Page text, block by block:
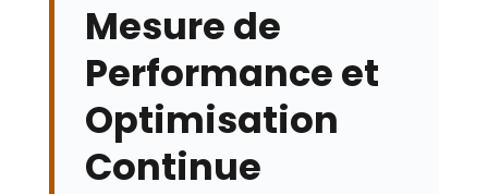
Mesure de
Performance et
Optimisation
Continue